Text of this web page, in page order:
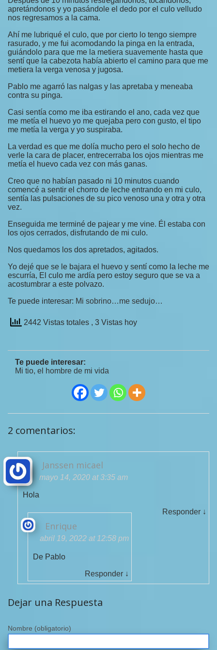
apretándonos y yo pasándole el dedo por el culo velludo
nos regresamos a la cama.
Ahí me lubriqué el culo, que por cierto lo tengo siempre
rasurado, y me fui acomodando la pinga en la entrada,
guiándolo para que me la metiera suavemente hasta que
sentí que la cabezota había abierto el camino para que me
metiera la verga venosa y jugosa.
Pablo me agarró las nalgas y las apretaba y meneaba
contra su pinga.
Casi sentía como me iba estirando el ano, cada vez que
me metía el huevo yo me quejaba pero con gusto, el tipo
me metía la verga y yo suspiraba.
La verdad es que me dolía mucho pero el solo hecho de
verle la cara de placer, entrecerraba los ojos mientras me
metía el huevo cada vez con más ganas.
Creo que no habían pasado ni 10 minutos cuando
comencé a sentir el chorro de leche entrando en mi culo,
sentía las pulsaciones de su pico venoso una y otra y otra
vez.
Enseguida me terminé de pajear y me vine. Él estaba con
los ojos cerrados, disfrutando de mi culo.
Nos quedamos los dos apretados, agitados.
Yo dejé que se le bajara el huevo y sentí como la leche me
escurría, El culo me ardía pero estoy seguro que se va a
acostumbrar a este polvazo.
Te puede interesar: Mi sobrino…me sedujo…
2442 Vistas totales , 3 Vistas hoy
Te puede interesar:
Mi tio, el hombre de mi vida
2 comentarios:
Janssen micael
mayo 14, 2020 at 3:35 am
Hola
Responder ↓
Enrique
abril 19, 2022 at 12:58 pm
De Pablo
Responder ↓
Dejar una Respuesta
Nombre (obligatorio)